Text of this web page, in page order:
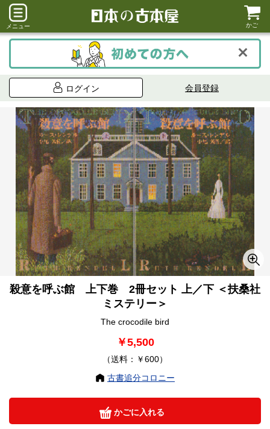
メニュー かご
ログイン 会員登録
殺意を呼ぶ館 上下巻 2冊セット 上／下 ＜扶桑社
ミステリー＞
The crocodile bird
￥5,500
（送料：￥600）
古書追分コロニー
かごに入れる